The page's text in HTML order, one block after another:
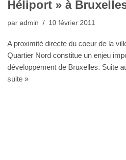
Héliport » à
par admin 10 février 2011
A proximité directe du coeur de la
Quartier Nord constitue un enjeu
développement de Bruxelles. Suite
suite »